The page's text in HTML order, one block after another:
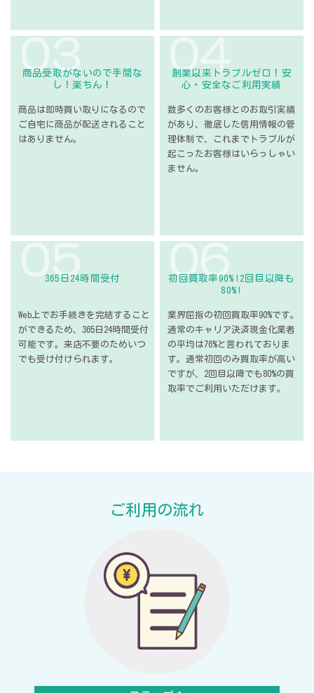
商品受取がないので手間な
し！楽ちん！
商品は即時買い取りになるので
ご自宅に商品が配送されること
はありません。
創業以来トラブルゼロ！ 安
心・安全なご利用実績
数多くのお客様とのお取引実績
があり、徹底した信用情報の管
理体制で、
これまでトラブルが
起こったお客様はいらっしゃい
ません。
365日24時間受付
Web上でお手続きを完結すること
ができるため、365日24時間受付
可能です。来店不要のためいつ
でも受け付けられます。
初回買取率90%! 2回目以降も
80%!
業界屈指の初回買取率90%です。
通常のキャリア決済現金化業者
の平均は76%と言われておりま
す。通常初回のみ買取率が高い
ですが、 2回目以降でも80%の買
取率で ご利用いただけます。
ご利用の流れ